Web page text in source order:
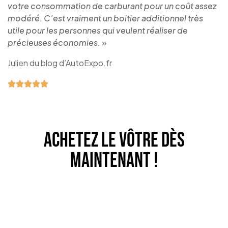
votre consommation de carburant pour un coût assez
modéré. C’est vraiment un boitier additionnel très
utile pour les personnes qui veulent réaliser de
précieuses économies. »
Julien du blog d’AutoExpo.fr
ACHETEZ LE VÔTRE DÈS
MAINTENANT !